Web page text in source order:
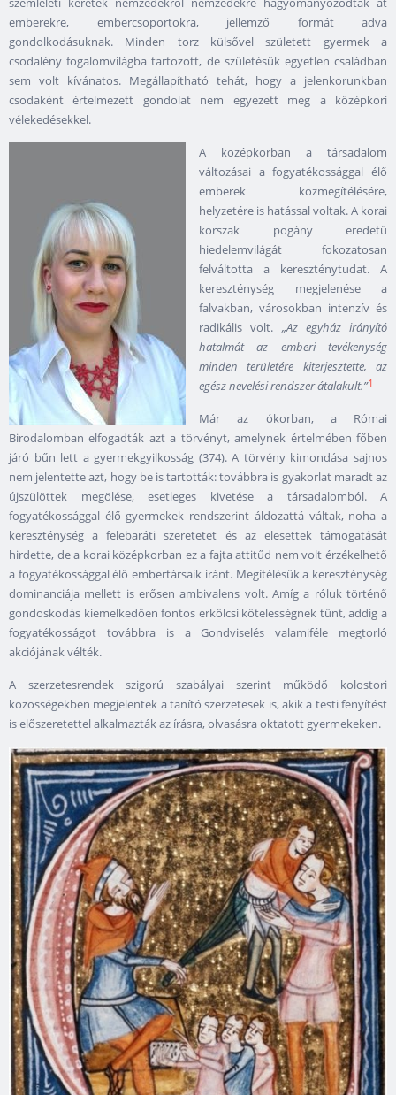
emberekre, embercsoportokra, jellemző formát adva
gondolkodásuknak. Minden torz külsővel született gyermek a
csodalény fogalomvilágba tartozott, de születésük egyetlen családban
sem volt kívánatos. Megállapítható tehát, hogy a jelenkorunkban
csodaként értelmezett gondolat nem egyezett meg a középkori
vélekedésekkel.
A középkorban a társadalom
változásai a fogyatékossággal élő
emberek közmegítélésére,
helyzetére is hatással voltak. A korai
korszak pogány eredetű
hiedelemvilágát fokozatosan
felváltotta a kereszténytudat. A
kereszténység megjelenése a
falvakban, városokban intenzív és
radikális volt. „Az egyház irányító
hatalmát az emberi tevékenység
minden területére kiterjesztette, az
egész nevelési rendszer átalakult.”1
Már az ókorban, a Római
Birodalomban elfogadták azt a törvényt, amelynek értelmében főben
járó bűn lett a gyermekgyilkosság (374). A törvény kimondása sajnos
nem jelentette azt, hogy be is tartották: továbbra is gyakorlat maradt az
újszülöttek megölése, esetleges kivetése a társadalomból. A
fogyatékossággal élő gyermekek rendszerint áldozattá váltak, noha a
kereszténység a felebaráti szeretetet és az elesettek támogatását
hirdette, de a korai középkorban ez a fajta attitűd nem volt érzékelhető
a fogyatékossággal élő embertársaik iránt. Megítélésük a kereszténység
dominanciája mellett is erősen ambivalens volt. Amíg a róluk történő
gondoskodás kiemelkedően fontos erkölcsi kötelességnek tűnt, addig a
fogyatékosságot továbbra is a Gondviselés valamiféle megtorló
akciójának vélték.
A szerzetesrendek szigorú szabályai szerint működő kolostori
közösségekben megjelentek a tanító szerzetesek is, akik a testi fenyítést
is előszeretettel alkalmazták az írásra, olvasásra oktatott gyermekeken.